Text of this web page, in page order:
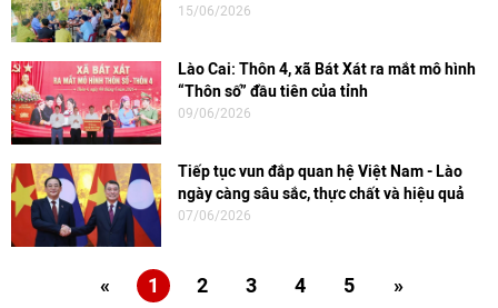
15/06/2026
Lào Cai: Thôn 4, xã Bát Xát ra mắt mô hình
“Thôn số” đầu tiên của tỉnh
09/06/2026
Tiếp tục vun đắp quan hệ Việt Nam - Lào
ngày càng sâu sắc, thực chất và hiệu quả
07/06/2026
« 1 2 3 4 5 »